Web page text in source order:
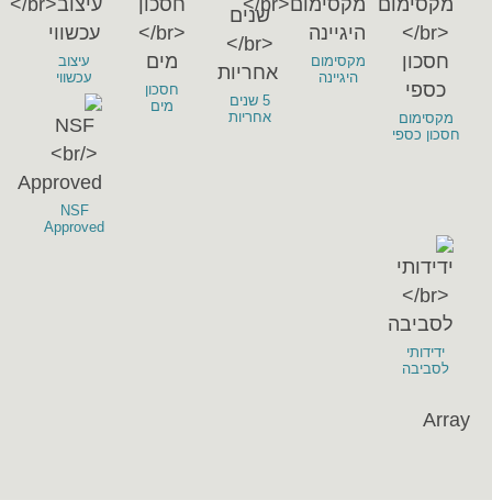
מקסימום
חסכון כספי
מקסימום
היגיינה
5 שנים
אחריות
חסכון
מים
עיצוב
עכשווי
NSF
Approved
ידידותי
לסביבה
Array